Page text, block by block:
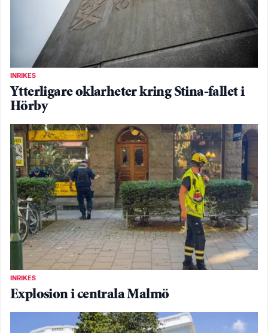
INRIKES
Ytterligare oklarheter kring Stina-fallet i
Hörby
INRIKES
Explosion i centrala Malmö